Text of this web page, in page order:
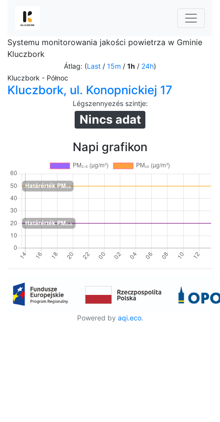
Systemu monitorowania jakości powietrza w Gminie
Kluczbork
Átlag: (Last / 15m / 1h / 24h)
Kluczbork - Północ
Kluczbork, ul. Konopnickiej 17
Légszennyezés szintje:
Nincs adat
Napi grafikon
Powered by aqi.eco.